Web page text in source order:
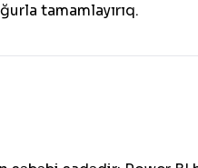
tamamlayırıq.